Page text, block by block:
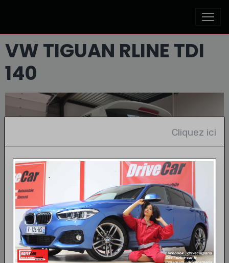
VW TIGUAN RLINE TDI
140
Cliquez ici